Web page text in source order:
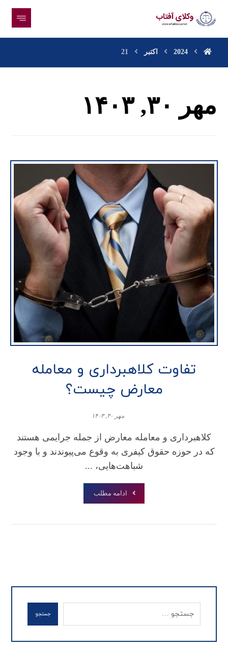
2024 اکتبر 21
مهر ۳۰, ۱۴۰۳
تفاوت کلاهبرداری و معامله
معارض چیست؟
مهر ۳۰, ۱۴۰۳
کلاهبرداری و معامله معارض از جمله جرایمی هستند
که در حوزه حقوق کیفری به وقوع می‌پیوندند و با وجود
شباهت‌هایی، ...
ادامه مطلب
جستجو